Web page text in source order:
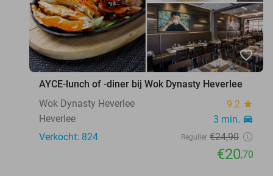
favorite_border
AYCE-lunch of -diner bij Wok Dynasty Heverlee
Wok Dynasty Heverlee
9.2 star
Heverlee 3 min. directions_car
Verkocht: 824 Regulier €24,90
€20,70